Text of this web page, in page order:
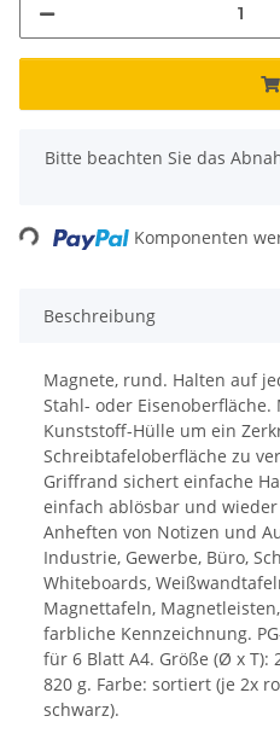
x
Bitte beachten Sie das
Komponenten
Beschreibung
Magnete, rund. Halten auf
Stahl- oder Eisenoberfläche.
Kunststoff-Hülle um ein
Schreibtafeloberfläche zu
Griffrand sichert einfache
einfach ablösbar und
Anheften von Notizen und
Industrie, Gewerbe, Büro,
Whiteboards,
Magnettafeln,
farbliche Kennzeichnung.
für 6 Blatt A4. Größe (Ø x T):
820 g. Farbe: sortiert (je 2x
schwarz).